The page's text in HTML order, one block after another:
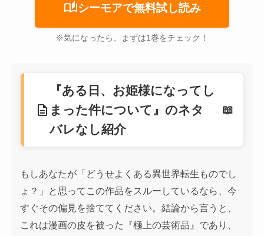
auto_storiesシーモアで無料試し読み
※気になったら、まずは1巻をチェック！
description
『ある日、お姫様になってし
まった件について』のネタ
バレなし紹介
もしあなたが「どうせよくある異世界転生ものでし
ょ？」と思ってこの作品をスルーしているなら、今
すぐその偏見を捨ててください。結論から言うと、
これは漫画の皮を被った『極上の芸術品』であり、